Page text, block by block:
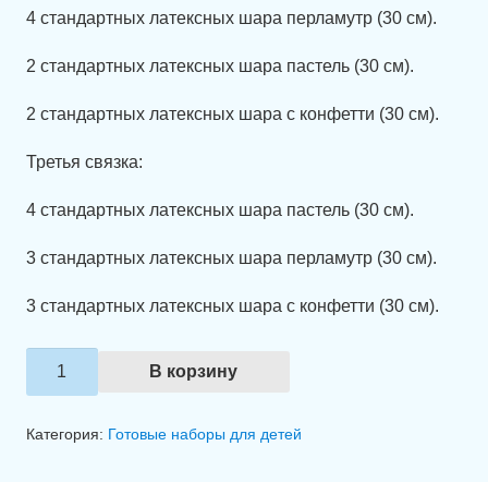
4 стандартных латексных шара перламутр (30 см).
2 стандартных латексных шара пастель (30 см).
2 стандартных латексных шара с конфетти (30 см).
Третья связка:
4 стандартных латексных шара пастель (30 см).
3 стандартных латексных шара перламутр (30 см).
3 стандартных латексных шара с конфетти (30 см).
Количество
товара
В корзину
Категория: Готовые наборы для детей